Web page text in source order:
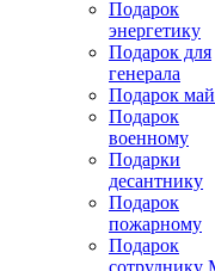
Подарок
энергетику
Подарок для
генерала
Подарок
Подарок
военному
Подарки
десантнику
Подарок
пожарному
Подарок